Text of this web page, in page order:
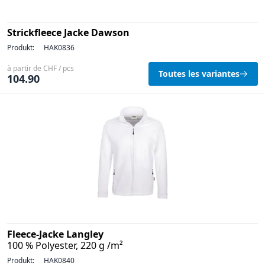
Strickfleece Jacke Dawson
Produkt: HAK0836
à partir de CHF / pcs
104.90 Toutes les variantes
Fleece-Jacke Langley
100 % Polyester, 220 g /m²
Produkt: HAK0840